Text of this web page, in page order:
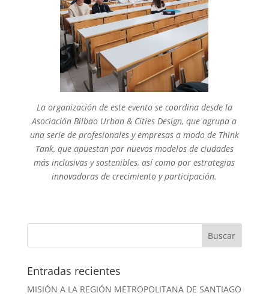
La organización de este evento se coordina desde la
Asociación Bilbao Urban & Cities Design, que agrupa a
una serie de profesionales y empresas a modo de Think
Tank, que apuestan por nuevos modelos de ciudades
más inclusivas y sostenibles, así como por estrategias
innovadoras de crecimiento y participación.
Entradas recientes
MISIÓN A LA REGIÓN METROPOLITANA DE SANTIAGO